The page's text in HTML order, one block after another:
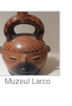
Muzeul Larco